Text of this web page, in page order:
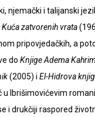
njemački i talijanski
Kuća zatvorenih vrata
pripovjedačkih, a
do Knjige Adema
(2005) i El-Hidrova
u Ibrišimovićevim
i drukčiji raspored